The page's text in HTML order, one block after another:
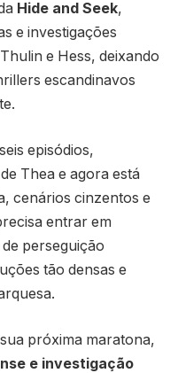
Hide and Seek,
e investigações
e Hess, deixando
escandinavos
episódios,
Thea e agora está
cenários cinzentos e
entrar em
perseguição
tão densas e
próxima maratona,
e investigação